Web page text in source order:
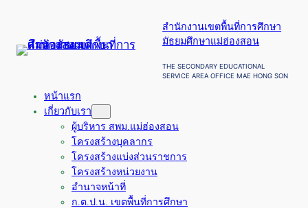
สำนักงานเขตพื้นที่การศึกษา
มัธยมศึกษาแม่ฮ่องสอน
THE SECONDARY EDUCATIONAL
SERVICE AREA OFFICE MAE HONG SON
หน้าแรก
เกี่ยวกับเรา
ผู้บริหาร สพม.แม่ฮ่องสอน
โครงสร้างบุคลากร
โครงสร้างแบ่งส่วนราชการ
โครงสร้างหน่วยงาน
อำนาจหน้าที่
ก.ต.ป.น. เขตพื้นที่การศึกษา